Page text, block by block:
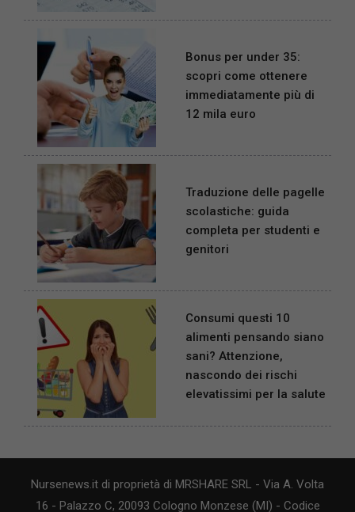
Bonus per under 35:
scopri come ottenere
immediatamente più di
12 mila euro
Traduzione delle pagelle
scolastiche: guida
completa per studenti e
genitori
Consumi questi 10
alimenti pensando siano
sani? Attenzione,
nascondo dei rischi
elevatissimi per la salute
Nursenews.it di proprietà di MRSHARE SRL - Via A. Volta
16 - Palazzo C, 20093 Cologno Monzese (MI) - Codice